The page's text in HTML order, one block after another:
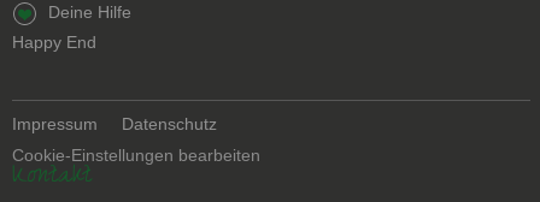
Navigation
überspringen
Deine Hilfe
Happy End
Navigation
überspringen
Impressum
Datenschutz
Cookie-Einstellungen bearbeiten
Kontakt